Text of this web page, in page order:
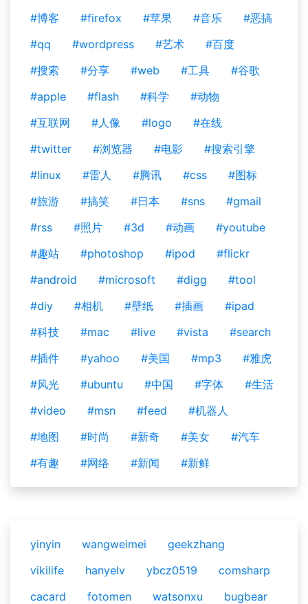
#博客
#firefox #苹果 #音乐
#恶搞
#qq
#wordpress #艺术
#百度
#搜索
#分享 #web #工具
#谷歌
#apple
#flash #科学
#动物
#互联网
#人像 #logo
#在线
#twitter
#浏览器 #电影
#搜索引擎
#linux
#雷人 #腾讯 #css
#图标
#旅游
#搞笑 #日本 #sns
#gmail
#rss
#照片 #3d #动画
#youtube
#趣站
#photoshop #ipod
#flickr
#android
#microsoft #digg
#tool
#diy
#相机 #壁纸 #插画
#ipad
#科技
#mac #live #vista
#search
#插件
#yahoo #美国 #mp3
#雅虎
#风光
#ubuntu #中国 #字体
#生活
#video
#msn #feed
#机器人
#地图
#时尚 #新奇 #美女
#汽车
#有趣
#网络 #新闻 #新鲜
yinyin wangweimei
geekzhang
vikilife
hanyelv ybcz0519
comsharp
cacard
fotomen watsonxu
bugbear